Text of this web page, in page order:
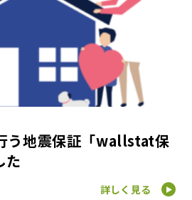
う地震保証「wallstat保
た
詳しく見る